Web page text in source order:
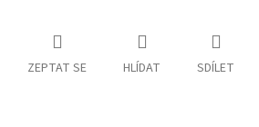
ZEPTAT SE HLÍDAT SDÍLET